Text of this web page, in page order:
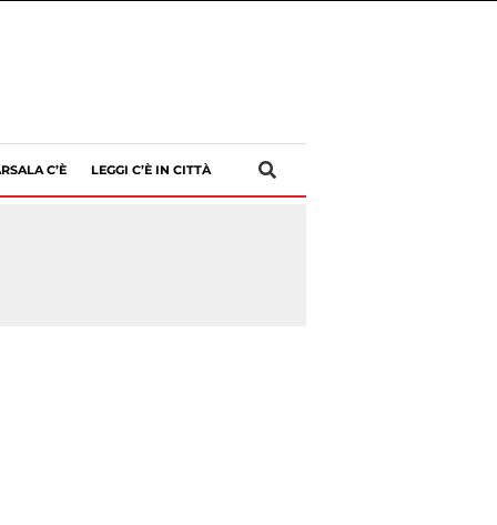
C’È LEGGI C’È IN CITTÀ